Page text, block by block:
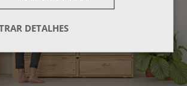
DETALHES